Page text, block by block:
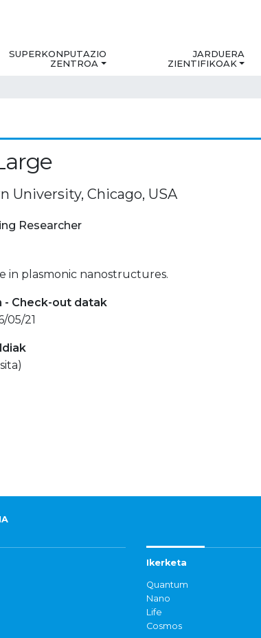
SUPERKONPUTAZIO
ZENTROA
JARDUERA
ZIENTIFIKOAK
University, Chicago, USA
Researcher
in plasmonic nanostructures.
- Check-out datak
05/21
Ikerketa
Quantum
Nano
Life
Cosmos